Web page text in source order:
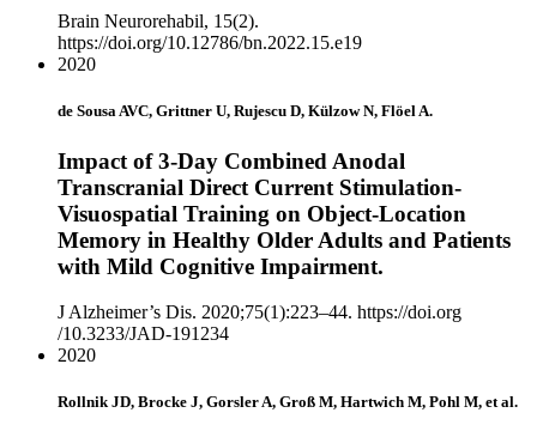
Brain Neurorehabil, 15(2).
https://doi.org/10.12786/bn.2022.15.e19
2020
de Sousa AVC, Grittner U, Rujescu D, Külzow N, Flöel A.
Impact of 3-Day Combined Anodal
Transcranial Direct Current Stimulation-
Visuospatial Training on Object-Location
Memory in Healthy Older Adults and Patients
with Mild Cognitive Impairment.
J Alzheimer’s Dis. 2020;75(1):223–44. https://doi.org
/10.3233/JAD-191234
2020
Rollnik JD, Brocke J, Gorsler A, Groß M, Hartwich M, Pohl M, et al.